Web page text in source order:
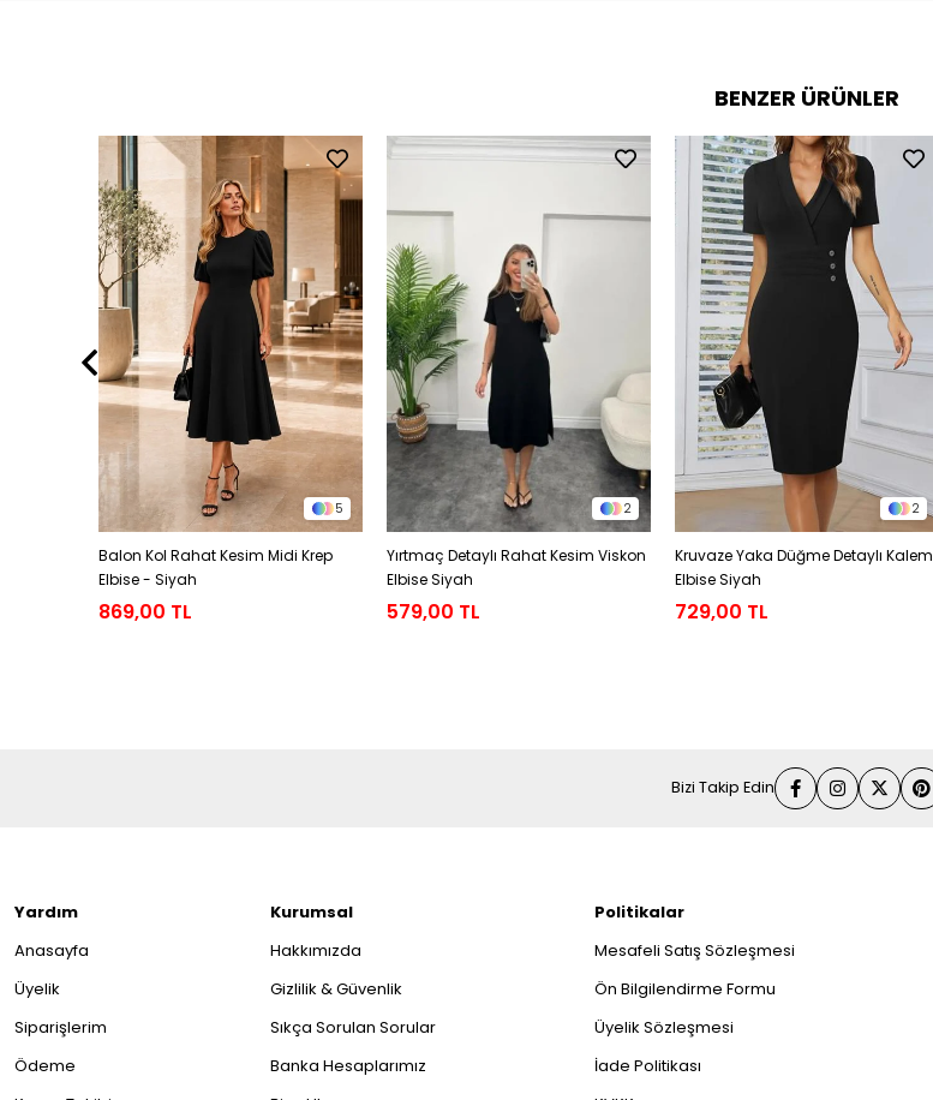
BENZER ÜRÜNLER
5
Balon Kol Rahat Kesim Midi Krep
Elbise - Siyah
869,00 TL
2
Yırtmaç Detaylı Rahat Kesim Viskon
Elbise Siyah
579,00 TL
2
Kruvaze Yaka Düğme Detaylı Kalem
Elbise Siyah
729,00 TL
Bizi Takip Edin
Yardım
Anasayfa
Üyelik
Siparişlerim
Ödeme
Kurumsal
Hakkımızda
Gizlilik & Güvenlik
Sıkça Sorulan Sorular
Banka Hesaplarımız
Politikalar
Mesafeli Satış Sözleşmesi
Ön Bilgilendirme Formu
Üyelik Sözleşmesi
İade Politikası